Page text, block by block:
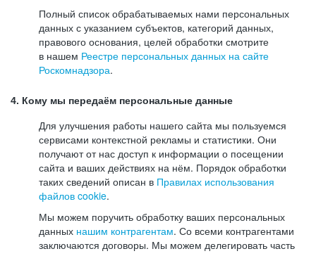
Полный список обрабатываемых нами персональных
данных с указанием субъектов, категорий данных,
правового основания, целей обработки смотрите
в нашем Реестре персональных данных на сайте
Роскомнадзора.
4. Кому мы передаём персональные данные
Для улучшения работы нашего сайта мы пользуемся
сервисами контекстной рекламы и статистики. Они
получают от нас доступ к информации о посещении
сайта и ваших действиях на нём. Порядок обработки
таких сведений описан в Правилах использования
файлов cookie.
Мы можем поручить обработку ваших персональных
данных нашим контрагентам. Со всеми контрагентами
заключаются договоры. Мы можем делегировать часть